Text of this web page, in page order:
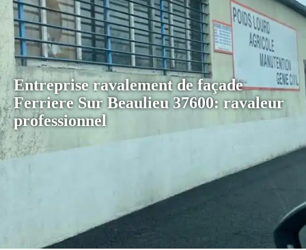
Entreprise ravalement de façade
Ferriere Sur Beaulieu 37600: ravaleur
professionnel